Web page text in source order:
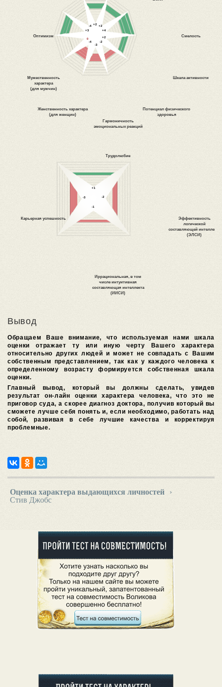
Вывод
Обращаем Ваше внимание, что используемая нами шкала
оценки отражает ту или иную черту Вашего характера
относительно других людей и может не совпадать с Вашим
собственным представлением, так как у каждого человека к
определенному возрасту формируется собственная шкала
оценки.
Главный вывод, который вы должны сделать, увидев
результат он-лайн оценки характера человека, что это не
приговор суда, а скорее диагноз доктора, получив который вы
сможете лучше себя понять и, если необходимо, работать над
собой, развивая в себе лучшие качества и корректируя
проблемные.
Оценка характера выдающихся личностей
›
Стив Джобс